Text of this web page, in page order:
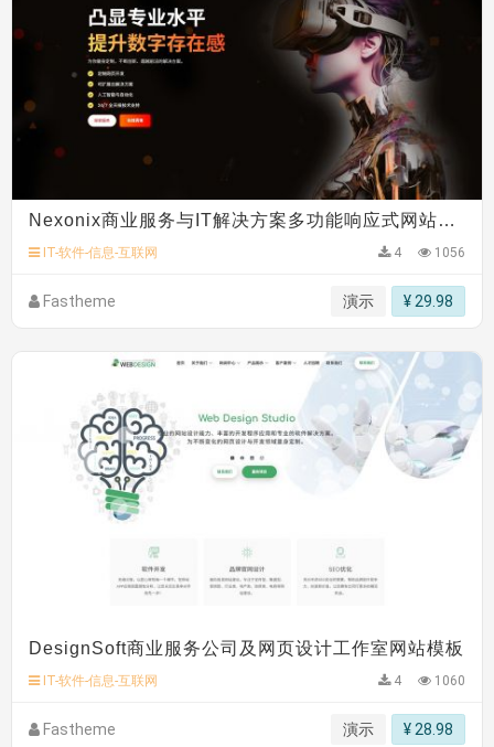
IT-软件-信息-互联网 4 1056
Fastheme 演示 ¥ 29.98
DesignSoft商业服务公司及网页设计工作室网站模板
IT-软件-信息-互联网 4 1060
Fastheme 演示 ¥ 28.98